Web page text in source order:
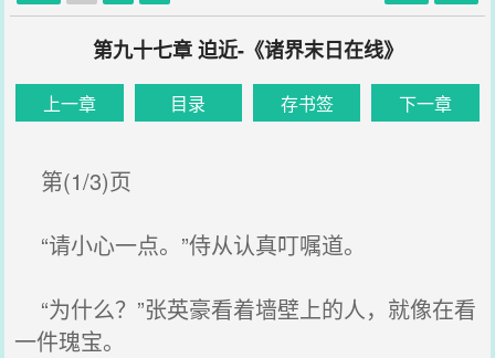
第九十七章 迫近-《诸界末日在线》
上一章 目录 存书签 下一章
第(1/3)页
“请小心一点。”侍从认真叮嘱道。
“为什么？”张英豪看着墙壁上的人，就像在看
一件瑰宝。